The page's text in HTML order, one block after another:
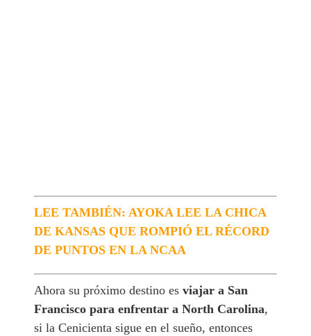
LEE TAMBIÉN: AYOKA LEE LA CHICA
DE KANSAS QUE ROMPIÓ EL RÉCORD
DE PUNTOS EN LA NCAA
Ahora su próximo destino es viajar a San
Francisco para enfrentar a North Carolina,
si la Cenicienta sigue en el sueño, entonces